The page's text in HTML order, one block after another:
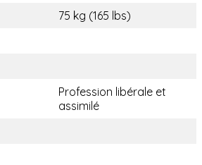
75 kg (165 lbs)
Profession libérale et
assimilé